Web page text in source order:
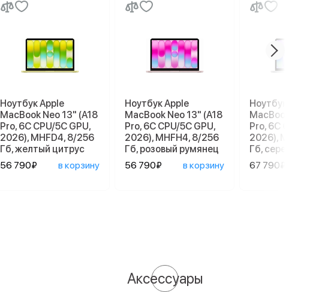
Ноутбук Apple
MacBook Neo 13" (A18
Pro, 6C СPU/5С GPU,
2026), MHFD4, 8/256
Гб, желтый цитрус
56 790₽
в корзину
Ноутбук Apple
MacBook Neo 13" (A18
Pro, 6C СPU/5С GPU,
2026), MHFH4, 8/256
Гб, розовый румянец
56 790₽
в корзину
Ноутбук Apple
MacBook Neo 13"
Pro, 6C СPU/5С
2026), MHFC4,
Гб, серебристый
67 790₽
Аксессуары